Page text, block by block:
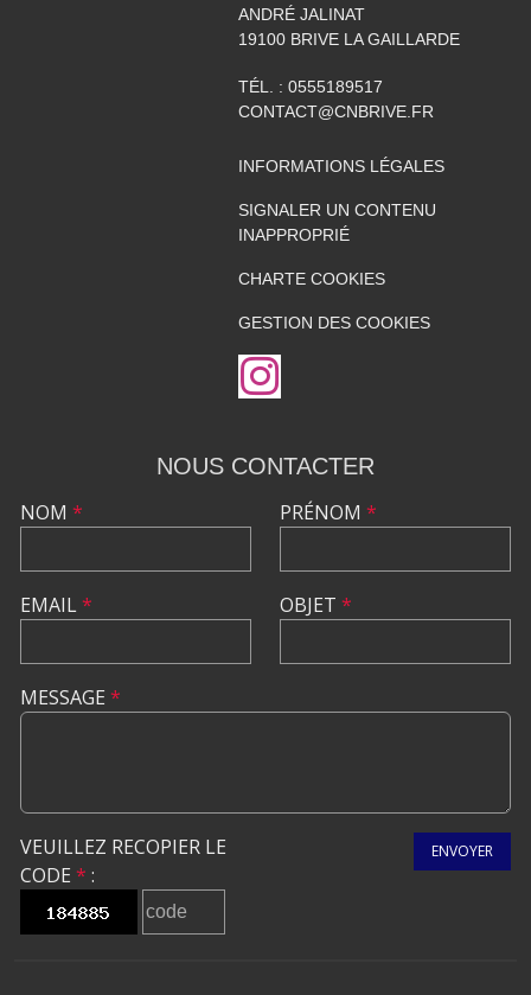
ANDRÉ JALINAT
19100 BRIVE LA GAILLARDE
TÉL. : 0555189517
CONTACT@CNBRIVE.FR
INFORMATIONS LÉGALES
SIGNALER UN CONTENU
INAPPROPRIÉ
CHARTE COOKIES
GESTION DES COOKIES
NOUS CONTACTER
NOM *
EMAIL*
PRÉNOM *
OBJET *
MESSAGE *
VEUILLEZ RECOPIER LE
CODE * :
ENVOYER